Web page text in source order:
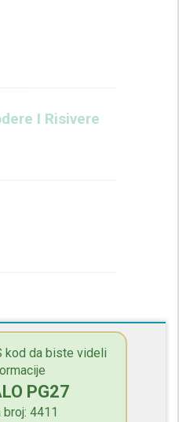
kod da biste videli
PG27
broj: 4411
I Risivere